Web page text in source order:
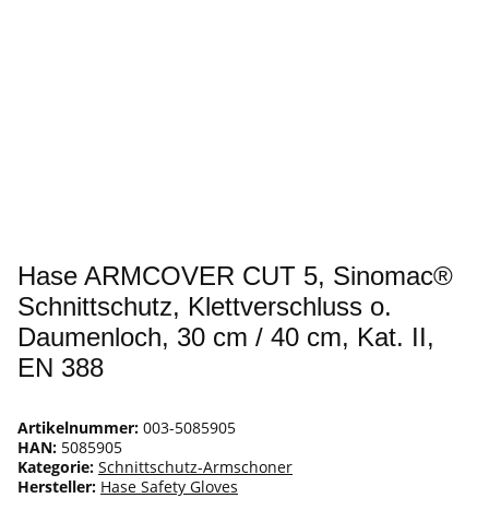
Hase ARMCOVER CUT 5, Sinomac®
Schnittschutz, Klettverschluss o.
Daumenloch, 30 cm / 40 cm, Kat. II,
EN 388
Artikelnummer: 003-5085905
HAN: 5085905
Kategorie: Schnittschutz-Armschoner
Hersteller: Hase Safety Gloves